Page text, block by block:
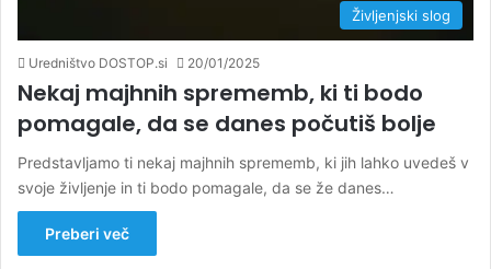
Življenjski slog
Uredništvo DOSTOP.si 20/01/2025
Nekaj majhnih sprememb, ki ti bodo
pomagale, da se danes počutiš bolje
Predstavljamo ti nekaj majhnih sprememb, ki jih lahko uvedeš v
svoje življenje in ti bodo pomagale, da se že danes…
Preberi več